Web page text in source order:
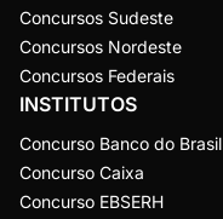
Concursos Sudeste
Concursos Nordeste
Concursos Federais
INSTITUTOS
Concurso Banco do Brasil
Concurso Caixa
Concurso EBSERH